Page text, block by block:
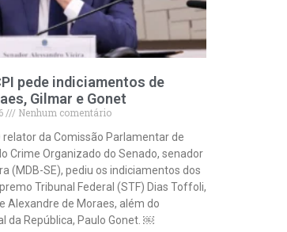
pede indiciamentos de
Gilmar e Gonet
Nenhum comentário
relator da Comissão Parlamentar de
Crime Organizado do Senado, senador
(MDB-SE), pediu os indiciamentos dos
Tribunal Federal (STF) Dias Toffoli,
Alexandre de Moraes, além do
da República, Paulo Gonet. ￼